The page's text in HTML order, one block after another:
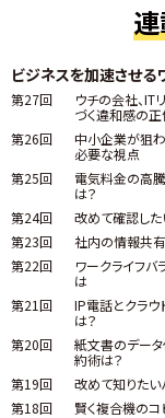
ビジネスを加速させる
第27回
ウチの会社、IT
づく違和感の
第26回
中小企業が狙
必要な視点
第25回
電気料金の高
は？
第24回 改めて確認した
第23回
社内の情報共有
第22回
ワークライフバ
は
第21回
IP電話とクラウ
は？
第20回
紙文書のデー
約術は？
第19回 改めて知りた
第18回
賢く複合機のコ